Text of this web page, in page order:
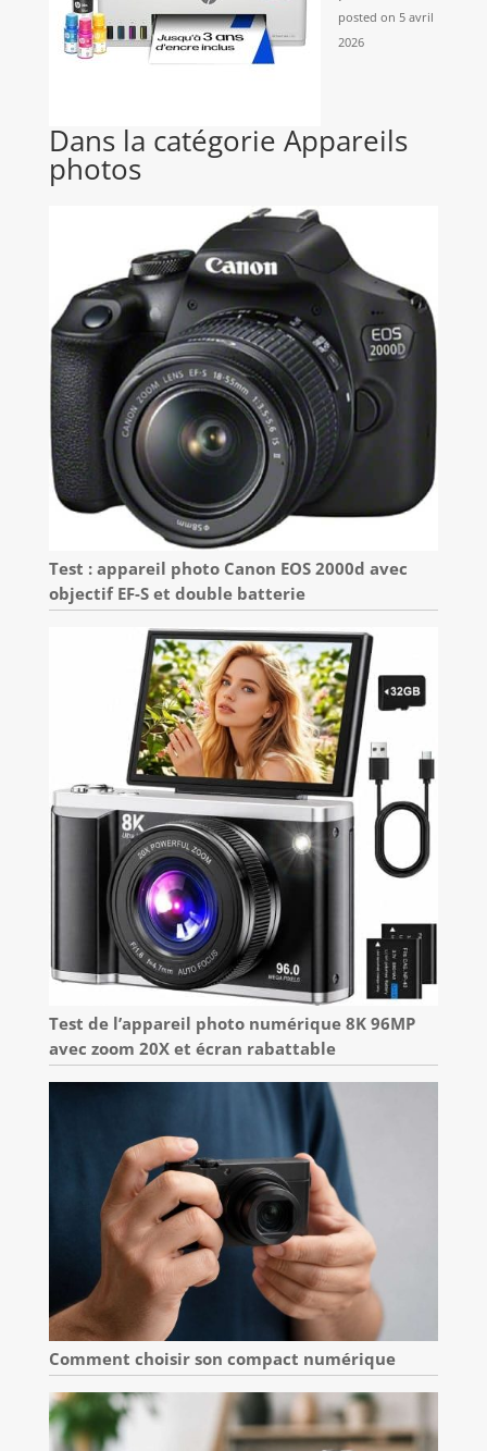
posted on 5 avril
2026
Dans la catégorie Appareils
photos
Test : appareil photo Canon EOS 2000d avec
objectif EF-S et double batterie
Test de l’appareil photo numérique 8K 96MP
avec zoom 20X et écran rabattable
Comment choisir son compact numérique